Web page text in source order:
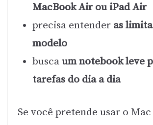
MacBook Air ou iPad Air
precisa entender as
modelo
buscaum notebook leve
tarefas do dia a dia
Se você pretende usar o